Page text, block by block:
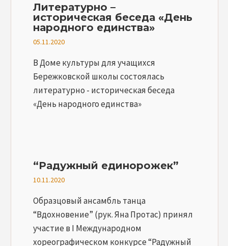
Литературно –
историческая беседа «День
народного единства»
05.11.2020
В Доме культуры для учащихся
Бережковской школы состоялась
литературно - историческая беседа
«День народного единства»
“Радужный единорожек”
10.11.2020
Образцовый ансамбль танца
“Вдохновение” (рук. Яна Протас) принял
участие в I Международном
хореографическом конкурсе “Радужный